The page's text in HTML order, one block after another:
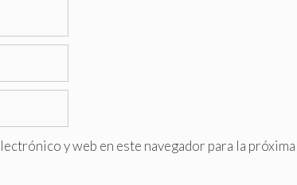
y web en este navegador para la